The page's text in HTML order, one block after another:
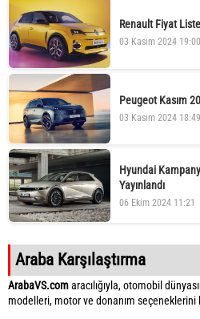
Renault Fiyat
03 Kasım 2024 19:00
Peugeot Kasım
03 Kasım 2024 18:49
Hyundai
Yayınlandı
06 Ekim 2024 11:21
Araba Karşılaştırma
ArabaVS.comaracılığıyla, otomobil
modelleri, motor ve donanım seçeneklerini